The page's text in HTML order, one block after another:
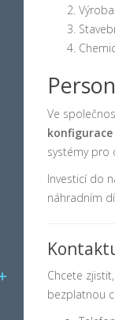
Ve
systémy pro
Investicí do
náhradním
Chcete
bezplatnou